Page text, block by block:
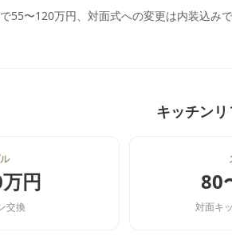
55〜120万円、対面式への変更は内装込
キッチン
円
交換
80
対面キ